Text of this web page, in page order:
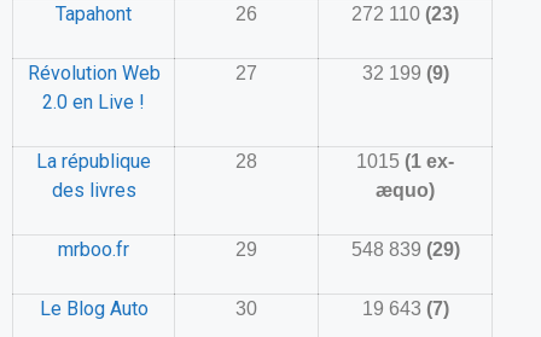
Tapahont 26 272 110 (23)
Révolution Web
2.0 en Live !
27 32 199 (9)
La république
des livres
28 1015 (1 ex-
æquo)
mrboo.fr 29 548 839 (29)
Le Blog Auto 30 19 643 (7)